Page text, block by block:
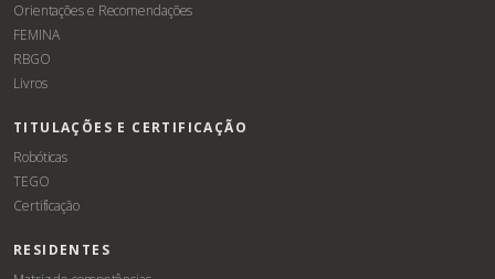
Orientações e Recomendações
FEMINA
RBGO
Livros
TITULAÇÕES E CERTIFICAÇÃO
Robóticas
TEGO
Certificação
RESIDENTES